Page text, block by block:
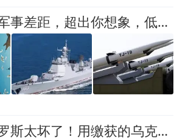
中美之间的军事差距，超出你想象，低估自己是我们过去最大的错误
立陶宛：俄罗斯太坏了！用缴获的乌克兰无人机，搞栽赃陷害！